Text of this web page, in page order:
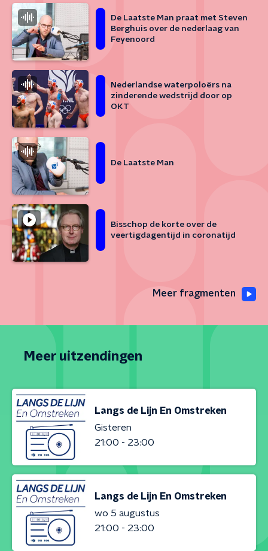
De Laatste Man praat met Steven
Berghuis over de nederlaag van
Feyenoord
Nederlandse waterpoloërs na
zinderende wedstrijd door op
OKT
De Laatste Man
Bisschop de korte over de
veertigdagentijd in coronatijd
Meer fragmenten
Meer uitzendingen
Langs de Lijn En Omstreken
Gisteren
21:00 - 23:00
Langs de Lijn En Omstreken
wo 5 augustus
21:00 - 23:00